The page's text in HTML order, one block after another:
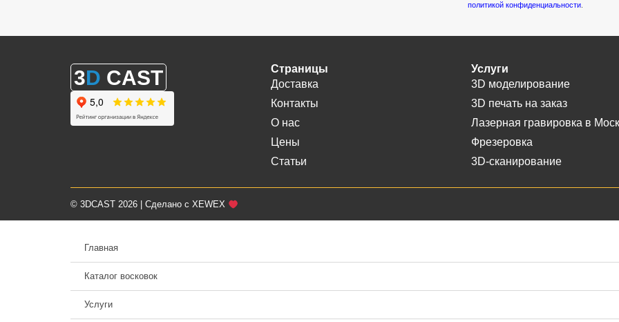
политикой конфиденциальности.
3D CAST
Страницы
Доставка
Контакты
О нас
Цены
Статьи
Услуги
3D моделирование
3D печать на заказ
Лазерная гравировка в
Фрезеровка
3D-сканирование
© 3DCAST 2026 | Сделано с XEWEX
Главная
Каталог восковок
Услуги